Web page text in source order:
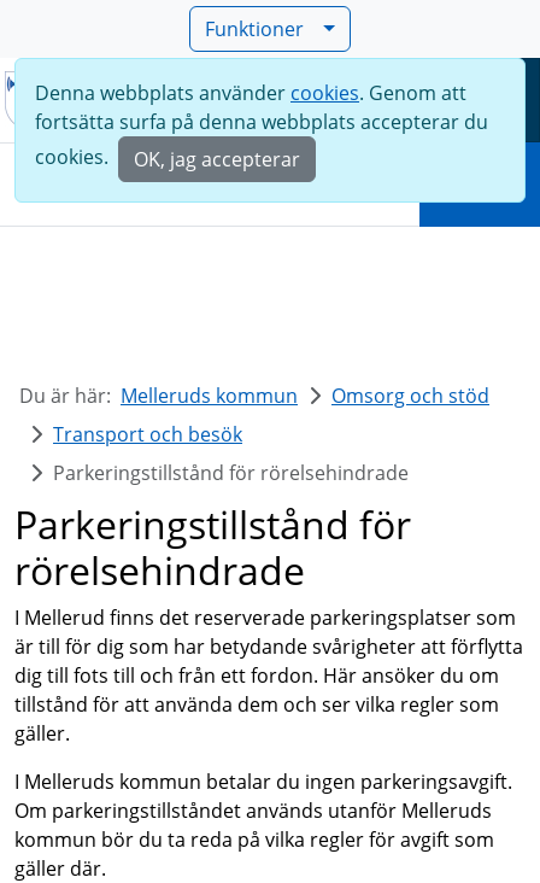
Funktioner
Meny
Denna webbplats använder cookies. Genom att
fortsätta surfa på denna webbplats accepterar du
cookies.
OK, jag accepterar
Du är här: Melleruds kommun
Omsorg och stöd
Transport och besök
Parkeringstillstånd för rörelsehindrade
Parkeringstillstånd för
rörelsehindrade
I Mellerud finns det reserverade parkeringsplatser som
är till för dig som har betydande svårigheter att förflytta
dig till fots till och från ett fordon. Här ansöker du om
tillstånd för att använda dem och ser vilka regler som
gäller.
I Melleruds kommun betalar du ingen parkeringsavgift.
Om parkeringstillståndet används utanför Melleruds
kommun bör du ta reda på vilka regler för avgift som
gäller där.